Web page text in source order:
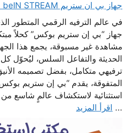
جهاز بي ان ستريم beIN STREAM الكويت مع اشتراك
في عالم الترفيه الرقمي المتطور
جهاز “بي إن ستريم بوكس” كحلاً
مشاهدة غير مسبوقة، يجمع هذا
الحديثة والتفاعل السلس، ليُحوّل
ترفيهي متكامل، بفضل تصميمه
المتفوقة، يقدم “بي إن ستريم
استثنائية لاستكشاف عالمٍ شاسع من
... اقرأ المزيد